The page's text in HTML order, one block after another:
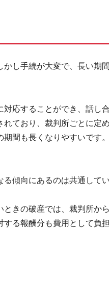
し手続が大変で、長い期
応することができ、話し
ており、裁判所ごとに定
間も長くなりやすいです
傾向にあるのは共通してい
きの破産では、裁判所か
る報酬分も費用として負